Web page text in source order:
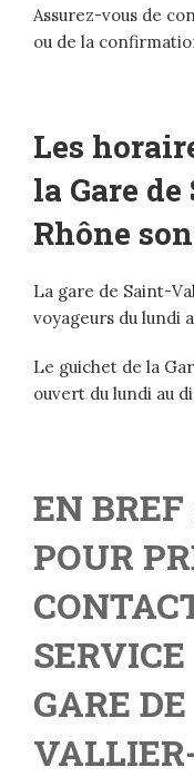
Assurez-vous de
ou de la
Les
la Gare
Rhône
La gare de Saint-
voyageurs du lundi
Le guichet de la
ouvert du lundi au
EN
POUR
GARE